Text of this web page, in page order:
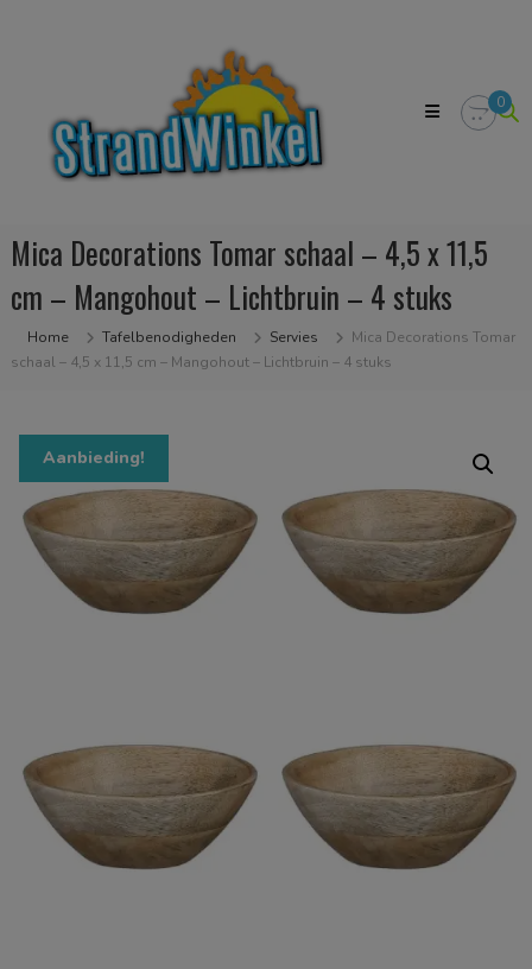
zodat
strandgevoel
in
huis
kan
halen
0
Mica Decorations Tomar schaal – 4,5 x 11,5
cm – Mangohout – Lichtbruin – 4 stuks
Home Tafelbenodigheden Servies
Mica Decorations Tomar
schaal – 4,5 x 11,5 cm – Mangohout – Lichtbruin – 4 stuks
Aanbieding!